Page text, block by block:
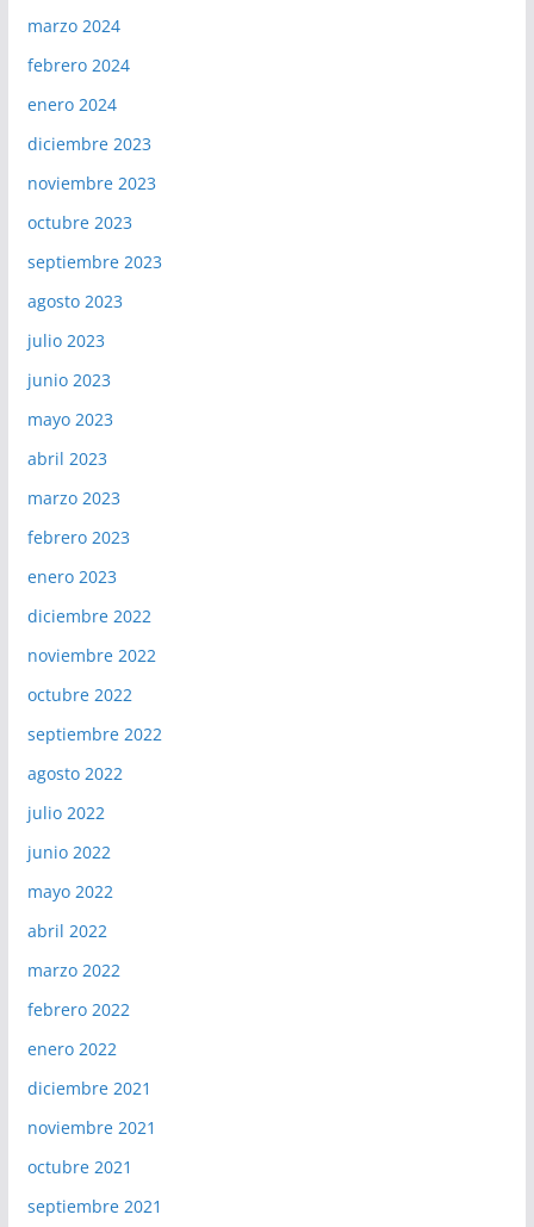
marzo 2024
febrero 2024
enero 2024
diciembre 2023
noviembre 2023
octubre 2023
septiembre 2023
agosto 2023
julio 2023
junio 2023
mayo 2023
abril 2023
marzo 2023
febrero 2023
enero 2023
diciembre 2022
noviembre 2022
octubre 2022
septiembre 2022
agosto 2022
julio 2022
junio 2022
mayo 2022
abril 2022
marzo 2022
febrero 2022
enero 2022
diciembre 2021
noviembre 2021
octubre 2021
septiembre 2021